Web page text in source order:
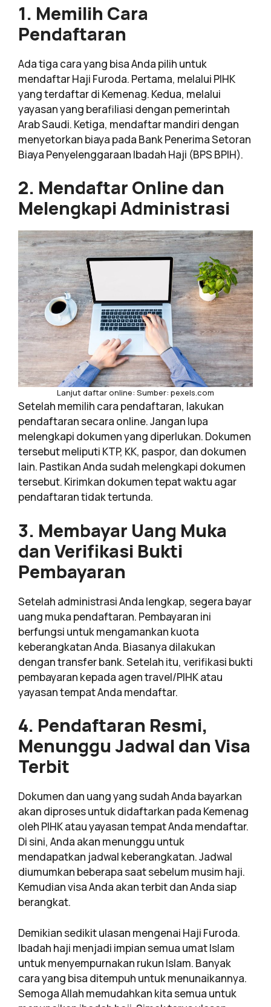
1. Memilih Cara
Pendaftaran
Ada tiga cara yang bisa Anda pilih untuk
mendaftar Haji Furoda. Pertama, melalui PIHK
yang terdaftar di Kemenag. Kedua, melalui
yayasan yang berafiliasi dengan pemerintah
Arab Saudi. Ketiga, mendaftar mandiri dengan
menyetorkan biaya pada Bank Penerima Setoran
Biaya Penyelenggaraan Ibadah Haji (BPS BPIH).
2. Mendaftar Online dan
Melengkapi Administrasi
Lanjut daftar online: Sumber: pexels.com
Setelah memilih cara pendaftaran, lakukan
pendaftaran secara online. Jangan lupa
melengkapi dokumen yang diperlukan. Dokumen
tersebut meliputi KTP, KK, paspor, dan dokumen
lain. Pastikan Anda sudah melengkapi dokumen
tersebut. Kirimkan dokumen tepat waktu agar
pendaftaran tidak tertunda.
3. Membayar Uang Muka
dan Verifikasi Bukti
Pembayaran
Setelah administrasi Anda lengkap, segera bayar
uang muka pendaftaran. Pembayaran ini
berfungsi untuk mengamankan kuota
keberangkatan Anda. Biasanya dilakukan
dengan transfer bank. Setelah itu, verifikasi bukti
pembayaran kepada agen travel/PIHK atau
yayasan tempat Anda mendaftar.
4. Pendaftaran Resmi,
Menunggu Jadwal dan Visa
Terbit
Dokumen dan uang yang sudah Anda bayarkan
akan diproses untuk didaftarkan pada Kemenag
oleh PIHK atau yayasan tempat Anda mendaftar.
Di sini, Anda akan menunggu untuk
mendapatkan jadwal keberangkatan. Jadwal
diumumkan beberapa saat sebelum musim haji.
Kemudian visa Anda akan terbit dan Anda siap
berangkat.
Demikian sedikit ulasan mengenai Haji Furoda.
Ibadah haji menjadi impian semua umat Islam
untuk menyempurnakan rukun Islam. Banyak
cara yang bisa ditempuh untuk menunaikannya.
Semoga Allah memudahkan kita semua untuk